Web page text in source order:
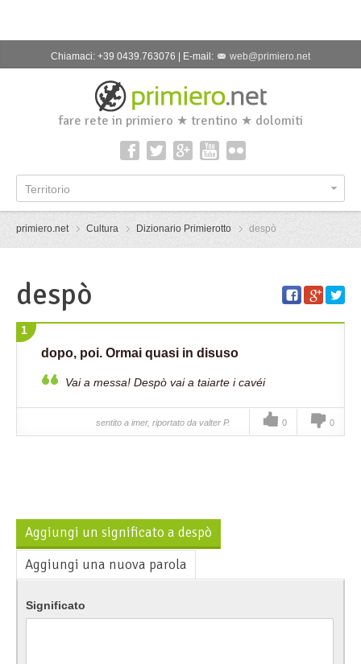
Chiamaci: +39 0439.763076 | E-mail: web@primiero.net
fare rete in primiero ★ trentino ★ dolomiti
Territorio
primiero.net Cultura Dizionario Primierotto despò
despò
1
dopo, poi. Ormai quasi in disuso
Vai a messa! Despò vai a taiarte i cavéi
sentito a imer, riportato da valter P. 0 0
Aggiungi un significato a despò
Aggiungi una nuova parola
Significato